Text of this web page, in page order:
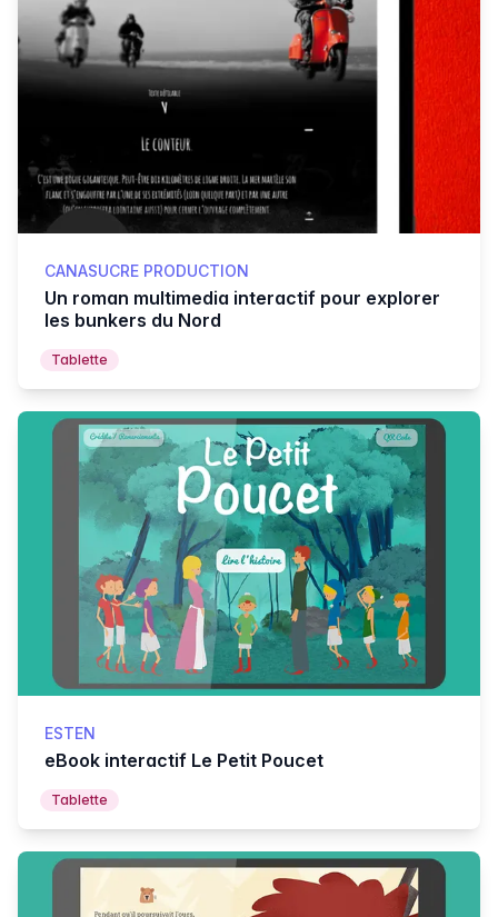
CANASUCRE PRODUCTION
Un roman multimedia interactif pour explorer
les bunkers du Nord
Tablette
ESTEN
eBook interactif Le Petit Poucet
Tablette